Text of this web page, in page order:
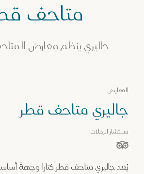
متاحف
جاليري ينظم معارض
المعارض
جاليري متاحف قطر
مستشار الرحلات
نجوم من أصل 5 نجوم بناءً على
يُعد جاليري متاحف قطر كتارا وجهةً